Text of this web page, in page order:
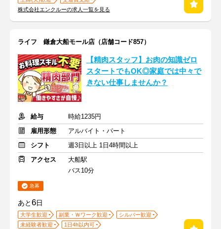
株式会社エンクルーの求人一覧を見る
ライフ 鎌倉大船モール店（店舗コード857）
【精肉スタッフ】お肉の知識ゼロ
スタートでもOK◎家庭では中々で
きない仕事しませんか？
給与
時給1235円
雇用形態
アルバイト・パート
シフト
週3日以上 1日4時間以上
アクセス
大船駅
バス10分
急募
あと6日
大学生歓迎 副業・Ｗワーク歓迎
シルバー歓迎
未経験者歓迎
1日4h以内可